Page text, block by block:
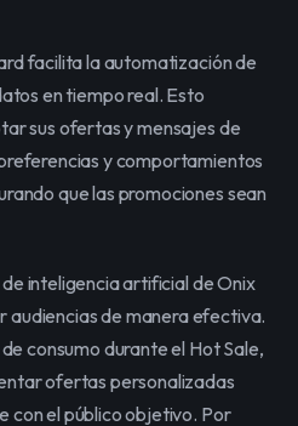
facilita la automatización de
en tiempo real. Esto
sus ofertas y mensajes de
y comportamientos
que las promociones sean
inteligencia artificial de Onix
audiencias de manera efectiva.
consumo durante el Hot Sale,
ofertas personalizadas
con el público objetivo. Por